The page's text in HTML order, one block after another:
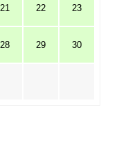
21 22 23
28 29 30